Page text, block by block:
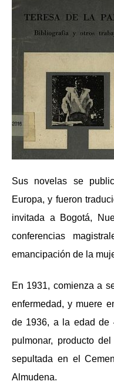
Sus novelas se
Europa, y fueron
invitada a Bogotá,
conferencias
emancipación de la
En 1931, comienza a
enfermedad, y muere
de 1936, a la edad de
pulmonar, producto
sepultada en el
Almudena.